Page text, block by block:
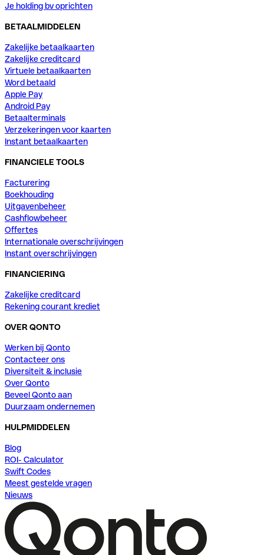
Je holding bv oprichten
BETAALMIDDELEN
Zakelijke betaalkaarten
Zakelijke creditcard
Virtuele betaalkaarten
Word betaald
Apple Pay
Android Pay
Betaalterminals
Verzekeringen voor kaarten
Instant betaalkaarten
FINANCIELE TOOLS
Facturering
Boekhouding
Uitgavenbeheer
Cashflowbeheer
Offertes
Internationale overschrijvingen
Instant overschrijvingen
FINANCIERING
Zakelijke creditcard
Rekening courant krediet
OVER QONTO
Werken bij Qonto
Contacteer ons
Diversiteit & inclusie
Over Qonto
Beveel Qonto aan
Duurzaam ondernemen
HULPMIDDELEN
Blog
ROI- Calculator
Swift Codes
Meest gestelde vragen
Nieuws